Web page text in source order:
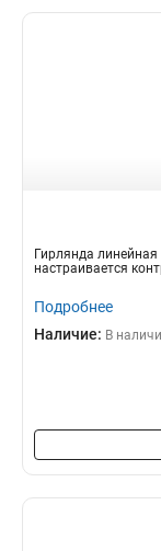
Гирлянда линейная
настраивается
Подробнее
Наличие: В